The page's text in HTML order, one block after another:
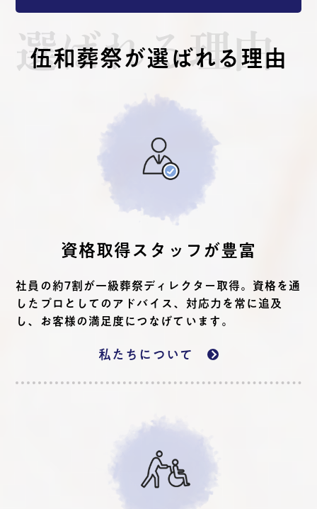
伍和葬祭が選ばれる理由
選ばれる理由
資格取得スタッフが豊富
社員の約7割が一級葬祭ディレクター取得。資格を通
したプロとしてのアドバイス、対応力を常に追及
し、お客様の満足度につなげています。
私たちについて